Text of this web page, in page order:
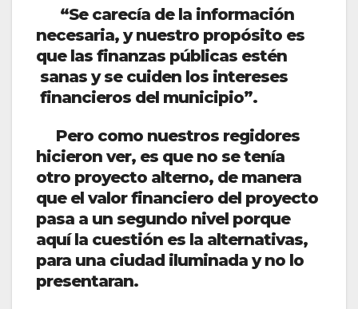
“Se carecía de la información
necesaria, y nuestro propósito es
que las finanzas públicas estén
sanas y se cuiden los intereses
financieros del municipio”.
Pero como nuestros regidores
hicieron ver, es que no se tenía
otro proyecto alterno, de manera
que el valor financiero del proyecto
pasa a un segundo nivel porque
aquí la cuestión es la alternativas,
para una ciudad iluminada y no lo
presentaran.